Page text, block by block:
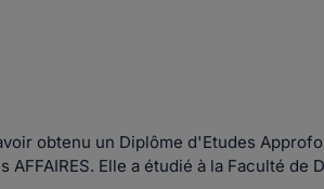
obtenu un Diplôme d'Etudes
AFFAIRES. Elle a étudié à la Faculté de